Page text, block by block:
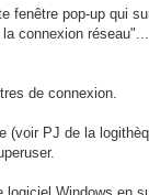
fenêtre pop-up qui
connexion
de connexion.
(voir PJ de la